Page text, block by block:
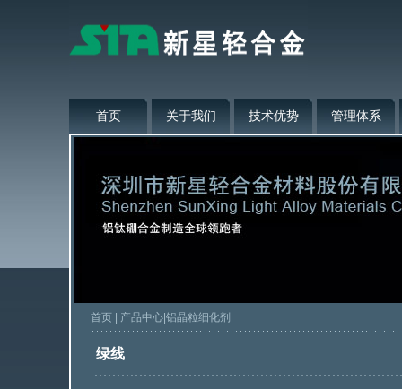
首页 关于我们 技术优势 管理体系
首页| 产品中心| 铝晶粒细化剂
绿线